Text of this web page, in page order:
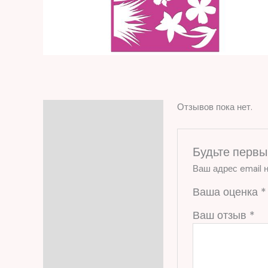
Отзывов пока нет.
Будьте
Ваш адрес email
Ваша оценка *
Ваш отзыв *